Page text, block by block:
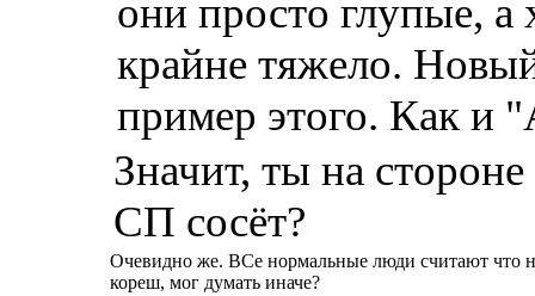
они просто глупые,
крайне тяжело.
пример этого. Как и
Значит, ты на
СП сосёт?
Очевидно же. ВСе нормальные люди считают что
кореш, мог думать иначе?